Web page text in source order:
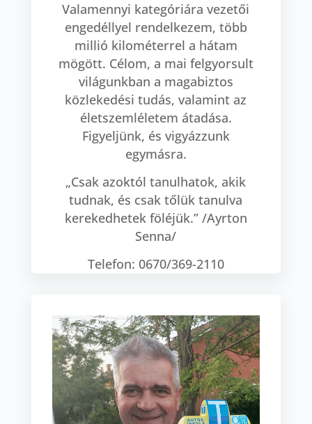
Valamennyi kategóriára vezetői
engedéllyel rendelkezem, több
millió kilométerrel a hátam
mögött. Célom, a mai felgyorsult
világunkban a magabiztos
közlekedési tudás, valamint az
életszemléletem átadása.
Figyeljünk, és vigyázzunk
egymásra.
„Csak azoktól tanulhatok, akik
tudnak, és csak tőlük tanulva
kerekedhetek föléjük.” /Ayrton
Senna/
Telefon: 0670/369-2110